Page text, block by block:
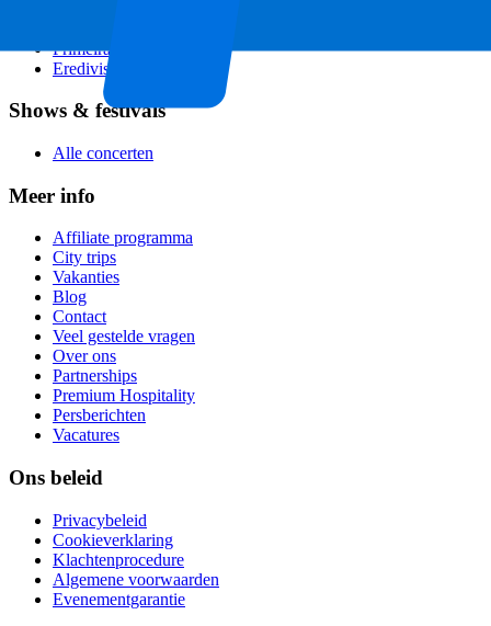
Primeira Liga
Eredivisie
Shows & festivals
Alle concerten
Meer info
Affiliate programma
City trips
Vakanties
Blog
Contact
Veel gestelde vragen
Over ons
Partnerships
Premium Hospitality
Persberichten
Vacatures
Ons beleid
Privacybeleid
Cookieverklaring
Klachtenprocedure
Algemene voorwaarden
Evenementgarantie